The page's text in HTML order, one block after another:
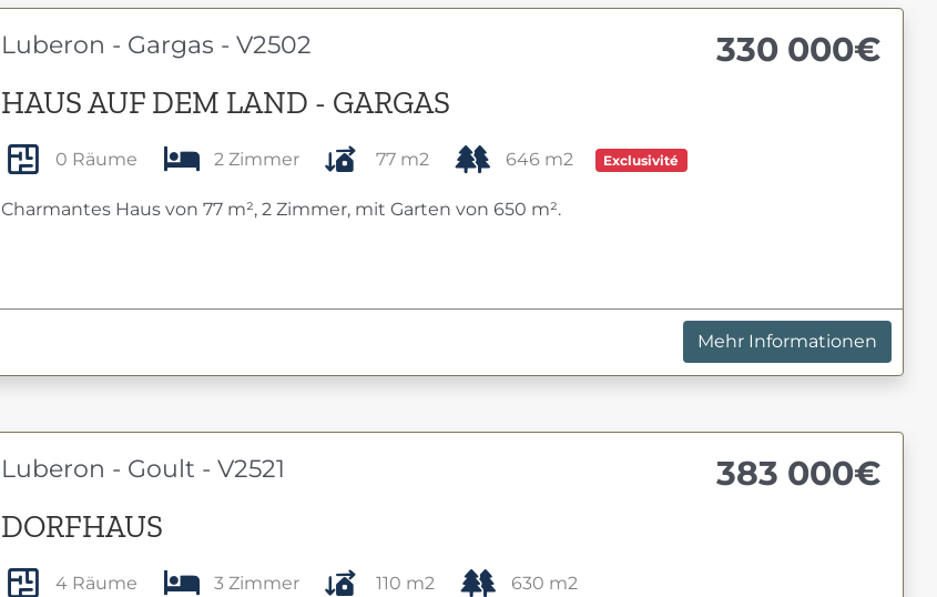
Luberon - Gargas - V2502 330 000€
HAUS AUF DEM LAND - GARGAS
0 Räume 2 Zimmer 77 m2 646 m2 Exclusivité
Charmantes Haus von 77 m², 2 Zimmer, mit Garten von 650 m².
Mehr Informationen
Luberon - Goult - V2521 383 000€
DORFHAUS
4 Räume 3 Zimmer 110 m2 630 m2